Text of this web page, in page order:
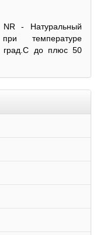
- Натуральный
температуре
град.С до плюс 50